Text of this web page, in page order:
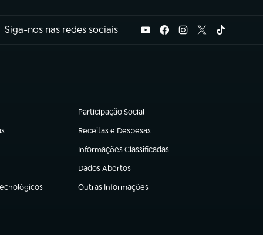
Siga-nos nas redes sociais
Participação Social
(abre em nova aba)
Receitas e Despesas
(abre em nova aba)
Informações Classificadas
(abre em nova aba)
Dados Abertos
(abre em nova aba)
Outras Informações
(abre em nova aba)